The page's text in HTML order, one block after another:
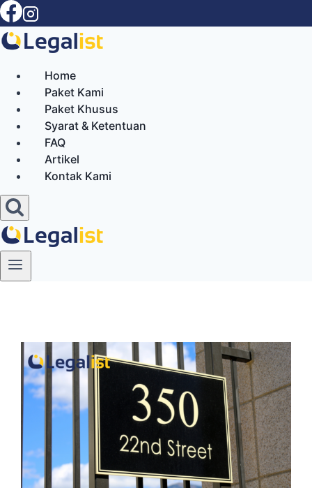
Skip
to
content
Home
Paket Kami
Paket Khusus
Syarat & Ketentuan
FAQ
Artikel
Kontak Kami